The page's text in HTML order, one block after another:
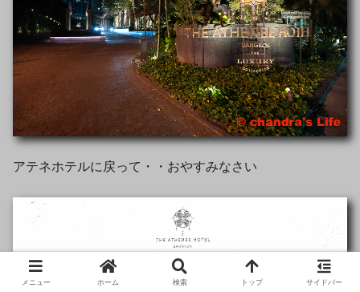
アテネホテルに戻って・・おやすみなさい
メニュー ホーム 検索 トップ サイドバー